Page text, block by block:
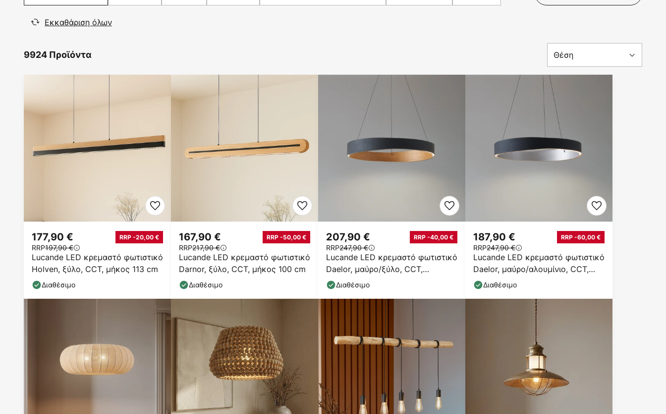
Εκκαθάριση όλων
9924 Προϊόντα
Lucande LED κρεμαστό φωτιστικό
Holven, ξύλο, CCT, μήκος 113 cm
177,90 € RRP -20,00 €
RRP197,90 €
Διαθέσιμο
Lucande LED κρεμαστό φωτιστικό
Darnor, ξύλο, CCT, μήκος 100 cm
167,90 € RRP -50,00 €
RRP217,90 €
Διαθέσιμο
Lucande LED κρεμαστό φωτιστικό
Daelor, μαύρο/ξύλο, CCT,
ρυθμιζόμενο
207,90 € RRP -40,00 €
RRP247,90 €
Διαθέσιμο
Lucande LED κρεμαστό φωτιστικό
Daelor, μαύρο/αλουμίνιο, CCT,
ρυθμιζόμενη ένταση
187,90 € RRP -60,00 €
RRP247,90 €
Διαθέσιμο